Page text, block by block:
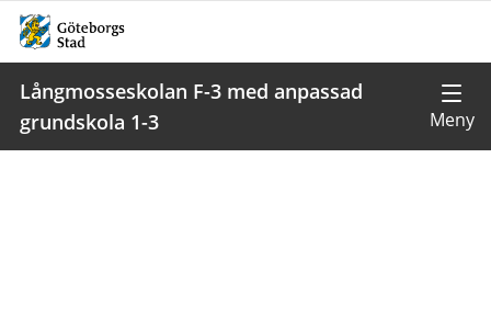
Långmosseskolan F-3 med anpassad
grundskola 1-3